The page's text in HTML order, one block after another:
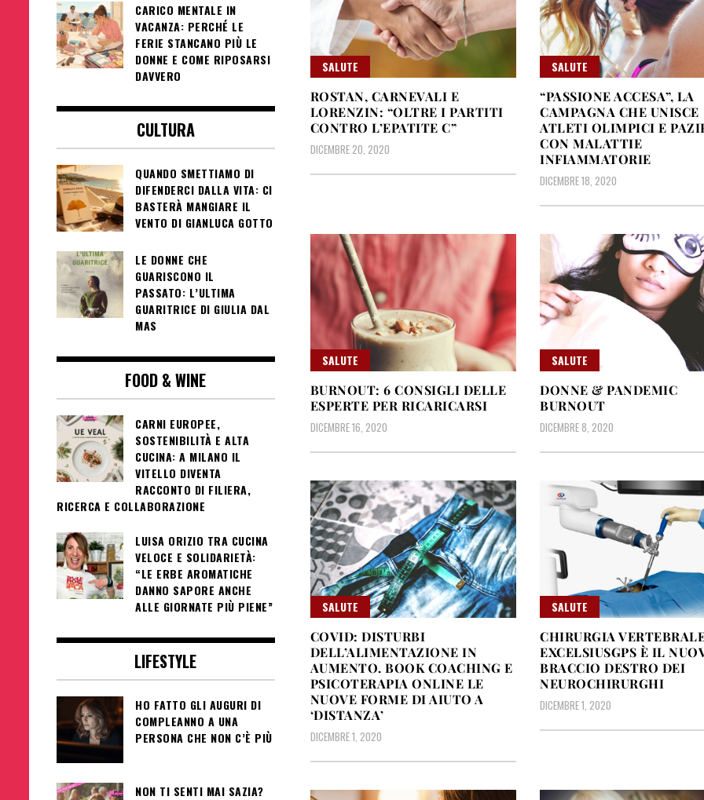
SALUTE
ROSTAN, CARNEVALI E
LORENZIN: “OLTRE I PARTITI
CONTRO L’EPATITE C”
DICEMBRE 20, 2020
SALUTE
“PASSIONE ACCESA”, LA
CAMPAGNA CHE UNISCE
ATLETI OLIMPICI E
CON MALATTIE
INFIAMMATORIE
DICEMBRE 18, 2020
SALUTE
BURNOUT: 6 CONSIGLI DELLE
ESPERTE PER RICARICARSI
DICEMBRE 16, 2020
SALUTE
DONNE & PANDEMIC
BURNOUT
DICEMBRE 8, 2020
SALUTE
COVID: DISTURBI
DELL’ALIMENTAZIONE IN
AUMENTO. BOOK COACHING E
PSICOTERAPIA ONLINE LE
NUOVE FORME DI AIUTO A
‘DISTANZA’
DICEMBRE 1, 2020
SALUTE
CHIRURGIA
EXCELSIUSGPS È IL
BRACCIO DESTRO DEI
NEUROCHIRURGHI
DICEMBRE 1, 2020
CARICO MENTALE IN
VACANZA: PERCHÉ LE
FERIE STANCANO PIÙ LE
DONNE E COME RIPOSARSI
DAVVERO
CULTURA
QUANDO SMETTIAMO DI
DIFENDERCI DALLA VITA: CI
BASTERÀ MANGIARE IL
VENTO DI GIANLUCA GOTTO
LE DONNE CHE
GUARISCONO IL
PASSATO: L’ULTIMA
GUARITRICE DI GIULIA DAL
MAS
FOOD & WINE
CARNI EUROPEE,
SOSTENIBILITÀ E ALTA
CUCINA: A MILANO IL
VITELLO DIVENTA
RACCONTO DI FILIERA,
RICERCA E COLLABORAZIONE
LUISA ORIZIO TRA CUCINA
VELOCE E SOLIDARIETÀ:
“LE ERBE AROMATICHE
DANNO SAPORE ANCHE
ALLE GIORNATE PIÙ PIENE”
LIFESTYLE
HO FATTO GLI AUGURI DI
COMPLEANNO A UNA
PERSONA CHE NON C’È PIÙ
NON TI SENTI MAI SAZIA?